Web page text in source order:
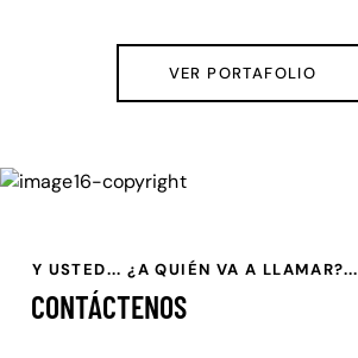
VER PORTAFOLIO
Y USTED... ¿A QUIÉN VA A LLAMAR?...
CONTÁCTENOS